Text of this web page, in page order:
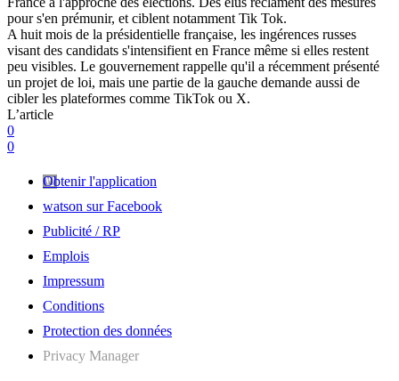
pour s'en prémunir, et ciblent notamment Tik Tok.
A huit mois de la présidentielle française, les ingérences russes
visant des candidats s'intensifient en France même si elles restent
peu visibles. Le gouvernement rappelle qu'il a récemment présenté
un projet de loi, mais une partie de la gauche demande aussi de
cibler les plateformes comme TikTok ou X.
L’article
0
0
Obtenir l'application
watson sur Facebook
Publicité / RP
Emplois
Impressum
Conditions
Protection des données
Privacy Manager